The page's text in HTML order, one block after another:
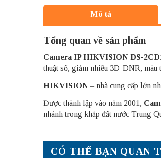
Mô tả
Tổng quan về sản phẩm
Camera IP HIKVISION DS-
thuật số, giảm nhiễu 3D-DNR, màu
HIKVISION – nhà cung cấp lớn
Được thành lập vào năm 2001,
nhánh trong khắp đất nước Trung
CÓ THỂ BẠN QUAN